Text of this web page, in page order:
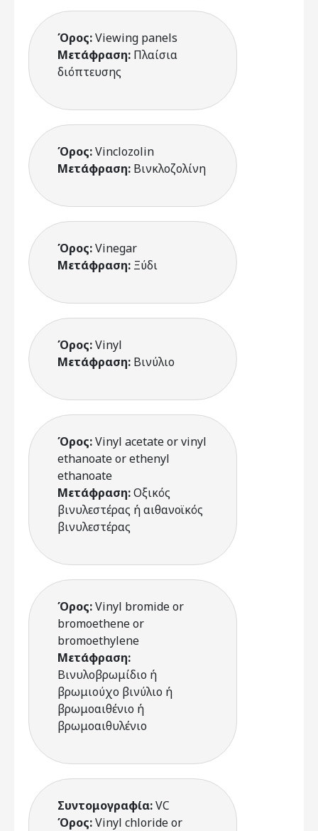
Όρος:Viewing panels
Μετάφραση: Πλαίσια
διόπτευσης
Όρος:Vinclozolin
Μετάφραση: Βινκλοζολίνη
Όρος:Vinegar
Μετάφραση: Ξύδι
Όρος:Vinyl
Μετάφραση: Βινύλιο
Όρος:Vinyl acetate or vinyl
ethanoate or ethenyl
ethanoate
Μετάφραση:Οξικός
βινυλεστέρας ή αιθανοϊκός
βινυλεστέρας
Όρος:Vinyl bromide or
bromoethene or
bromoethylene
Μετάφραση:
Βινυλοβρωμίδιο ή
βρωμιούχο βινύλιο ή
βρωμοαιθένιο ή
βρωμοαιθυλένιο
Συντομογραφία:VC
Όρος:Vinyl chloride or